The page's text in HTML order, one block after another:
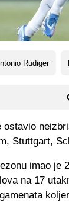
Rudiger
ostavio
Stuttgart,
imao je
na 17